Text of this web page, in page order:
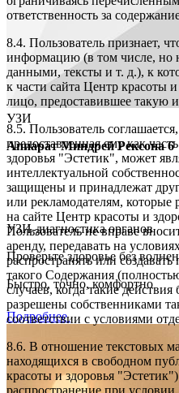
УЗИ
Аппарат Миндрей Рексона 6
УЗИ-диагностика органов
Проверьте здоровье без
Быстро, точно, комфортно
Подробнее
ответственность за
8.4. Пользователь признает,
информацию (в том числе, но
данными, тексты и т. д.), к
к части сайта Центр красоты
лицо, предоставившее такую
8.5. Пользователь
предоставленная ему как
здоровья "Эстетик", может
интеллектуальной
защищены и принадлежат
или рекламодателям,
на сайте Центр красоты и
Пользователь не вправе
аренду, передавать на
распространять или
такого Содержания
случаев, когда такие
разрешены собственниками
соответствии с условиями
8.6. В отношение текстовых
находящихся в свободном
красоты и здоровья
распространение при